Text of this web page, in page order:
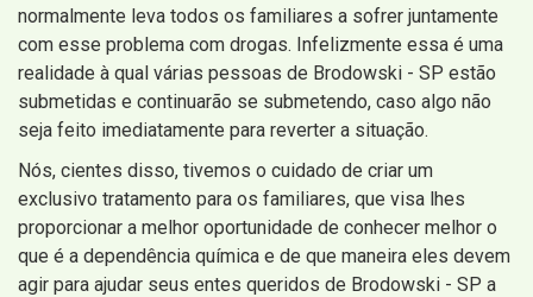
normalmente leva todos os familiares a sofrer juntamente
com esse problema com drogas. Infelizmente essa é uma
realidade à qual várias pessoas de Brodowski - SP estão
submetidas e continuarão se submetendo, caso algo não
seja feito imediatamente para reverter a situação.
Nós, cientes disso, tivemos o cuidado de criar um
exclusivo tratamento para os familiares, que visa lhes
proporcionar a melhor oportunidade de conhecer melhor o
que é a dependência química e de que maneira eles devem
agir para ajudar seus entes queridos de Brodowski - SP a